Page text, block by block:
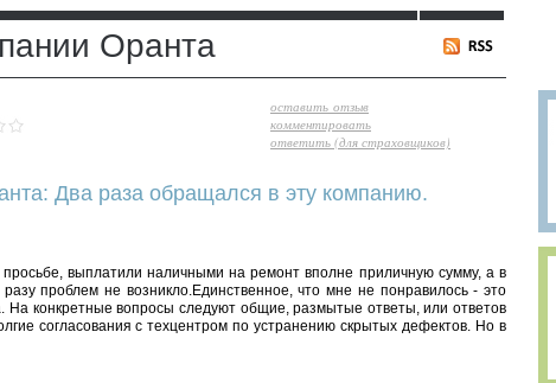
Оранта
оставить отзыв
комментировать
ответить (для страховщиков)
Два раза обращался в эту компанию.
выплатили наличными на ремонт вполне приличную сумму, а в
проблем не возникло.Единственное, что мне не понравилось - это
На конкретные вопросы следуют общие, размытые ответы, или ответов
согласования с техцентром по устранению скрытых дефектов. Но в